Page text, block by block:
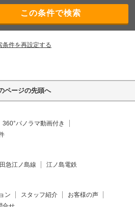
条件を再設定する
ページの先頭へ
360°パノラマ動画付き
急江ノ島線 江ノ島電鉄
ン スタッフ紹介
お客様の声